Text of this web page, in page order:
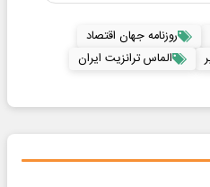
روزنامه جهان اقتصاد
الماس ترانزیت ایران